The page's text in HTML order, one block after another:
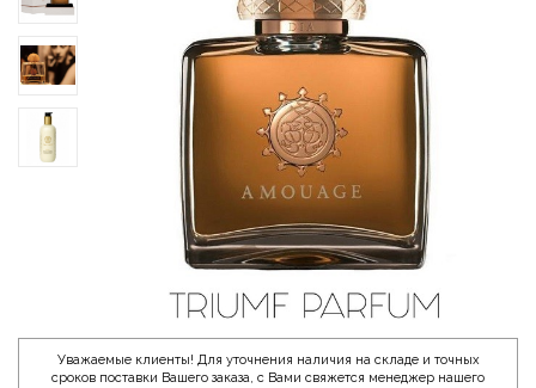
Уважаемые клиенты! Для уточнения наличия на складе и точных
сроков поставки Вашего заказа, с Вами свяжется менеджер нашего